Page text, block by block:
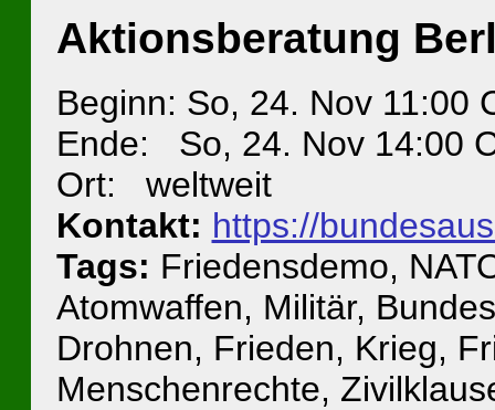
Aktionsberatung
Beginn: So, 24. Nov 11:00
Ende: So, 24. Nov 14:00
Ort: weltweit
Kontakt: https://
Tags: Friedensdemo,
Atomwaffen, Militär,
Drohnen, Frieden, Krieg,
Menschenrechte,